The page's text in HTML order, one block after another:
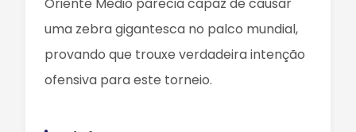
uma zebra gigantesca no palco mundial,
provando que trouxe verdadeira intenção
ofensiva para este torneio.